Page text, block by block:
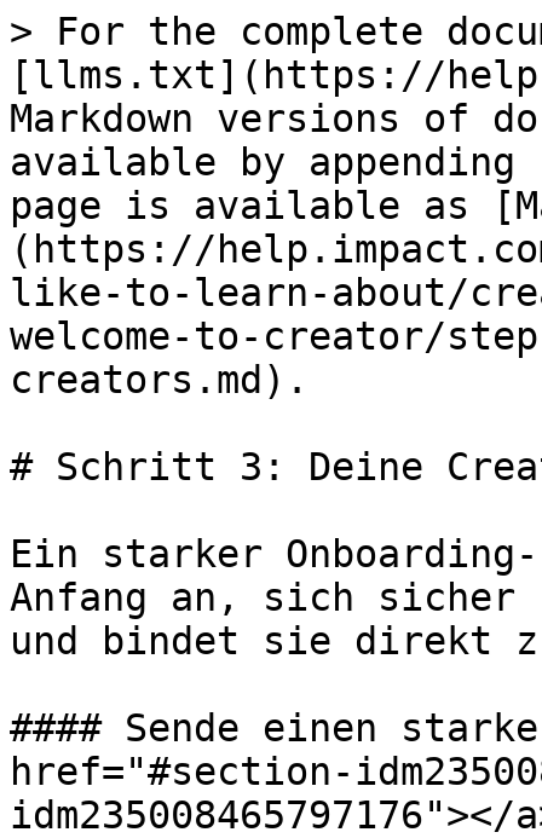
> For the complete
[llms.txt](https://
Markdown versions of
available by
page is available as
(https://
like-to-learn-about/
welcome-to-creator/
creators.md).
# Schritt 3: Deine
Ein starker
Anfang an, sich sicher
und bindet sie direkt
#### Sende einen
href="#section-
idm235008465797176"></